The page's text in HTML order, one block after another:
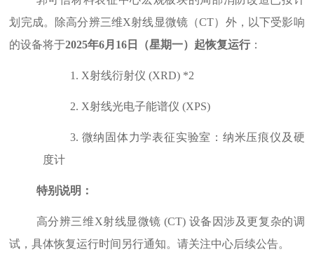
划完成。除高分辨三维X射线显微镜（CT）外，以下受影响
的设备将于2025年6月 16 日（星期一）起恢复运行：
1. X射线衍射仪 (XRD) *2
2. X射线光电子能谱仪 (XPS)
3. 微纳固体力学表征实验室：纳米压痕仪及硬
度计
特别说明：
高分辨三维X射线显微镜(CT) 设备因涉及更复杂的调
试，具体恢复运行时间另行通知。请关注中心后续公告。